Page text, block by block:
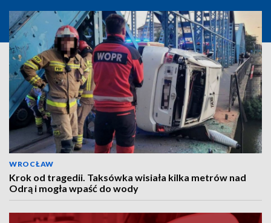
WROCŁAW
Krok od tragedii. Taksówka wisiała kilka metrów nad
Odrą i mogła wpaść do wody